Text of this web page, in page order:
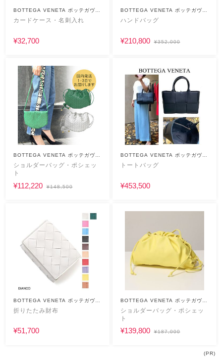
BOTTEGA VENETA ボッテガヴェ
ネタ
カードケース・名刺入れ
¥32,700
BOTTEGA VENETA ボッテガヴェ
ネタ
ハンドバッグ
¥210,800 ¥352,000
BOTTEGA VENETA ボッテガヴェ
ネタ
ショルダーバッグ・ポシェッ
ト
¥112,220 ¥148,500
BOTTEGA VENETA ボッテガヴェ
ネタ
トートバッグ
¥453,500
BOTTEGA VENETA ボッテガヴェ
ネタ
折りたたみ財布
¥51,700
BOTTEGA VENETA ボッテガヴェ
ネタ
ショルダーバッグ・ポシェッ
ト
¥139,800 ¥187,000
(PR)